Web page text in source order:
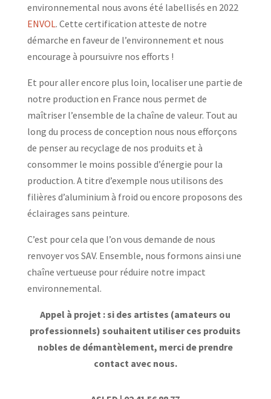
environnemental nous avons été labellisés en 2022
ENVOL. Cette certification atteste de notre
démarche en faveur de l’environnement et nous
encourage à poursuivre nos efforts !
Et pour aller encore plus loin, localiser une partie de
notre production en France nous permet de
maîtriser l’ensemble de la chaîne de valeur. Tout au
long du process de conception nous nous efforçons
de penser au recyclage de nos produits et à
consommer le moins possible d’énergie pour la
production. A titre d’exemple nous utilisons des
filières d’aluminium à froid ou encore proposons des
éclairages sans peinture.
C’est pour cela que l’on vous demande de nous
renvoyer vos SAV. Ensemble, nous formons ainsi une
chaîne vertueuse pour réduire notre impact
environnemental.
Appel à projet : si des artistes (amateurs ou
professionnels) souhaitent utiliser ces produits
nobles de démantèlement, merci de prendre
contact avec nous.